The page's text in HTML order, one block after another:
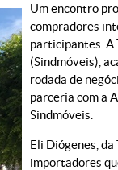
Um encontro
compradores
participantes. A
(Sindmóveis),
rodada de
parceria com a
Sindmóveis.
Eli Diógenes,
importadores